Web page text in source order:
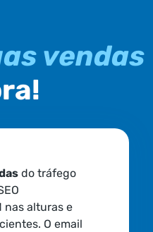
vendas
do tráfego
nas alturas e
O email